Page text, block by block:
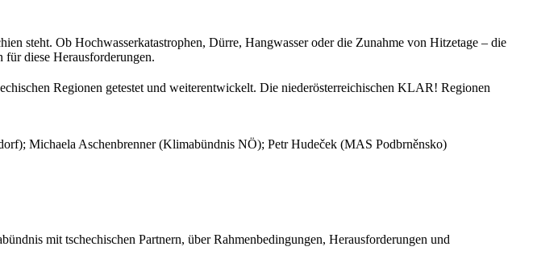
steht. Ob Hochwasserkatastrophen, Dürre, Hangwasser oder die Zunahme von Hitzetage – die
für diese Herausforderungen.
Regionen getestet und weiterentwickelt. Die niederösterreichischen KLAR! Regionen
Michaela Aschenbrenner (Klimabündnis NÖ); Petr Hudeček (MAS Podbrněnsko)
mit tschechischen Partnern, über Rahmenbedingungen, Herausforderungen und